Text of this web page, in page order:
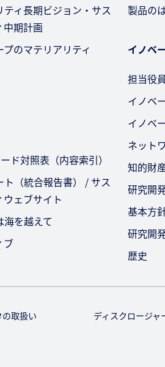
ティ長期ビジョン・サス
中期計画
のマテリアリティ
ド対照表（内容索引）
ト（統合報告書） / サス
ェブサイト
海を越えて
ブ
製品の
イノベ
担当役
イノベ
イノベ
ネット
知的財
研究開
基本方
研究開
歴史
取扱い ディスクロージャ